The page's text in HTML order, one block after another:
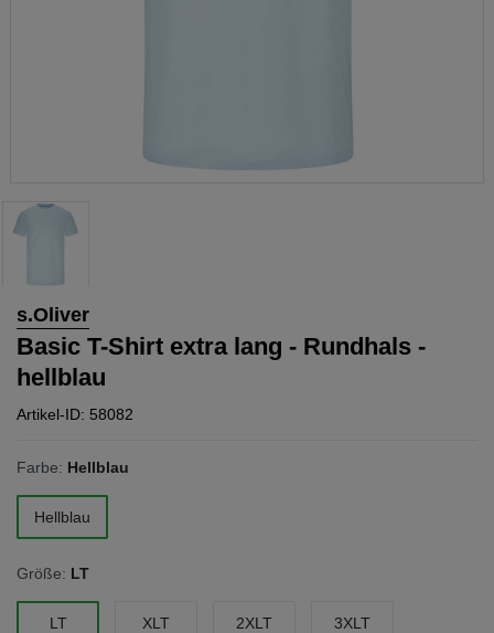
s.Oliver
Basic T-Shirt extra lang - Rundhals -
hellblau
Artikel-ID: 58082
Farbe: Hellblau
Hellblau
Größe: LT
LT XLT 2XLT 3XLT